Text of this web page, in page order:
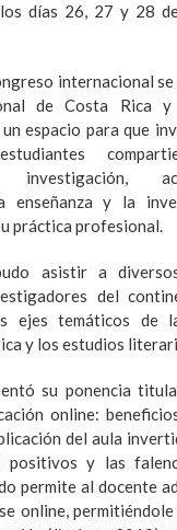
días 26, 27 y 28
internacional
de Costa Rica
espacio para que
enseñanza y la
práctica profesional.
asistir a
del
ejes temáticos de
y los estudios
su ponencia
online:
del aula
positivos y las
permite al docente
online, permitiéndole